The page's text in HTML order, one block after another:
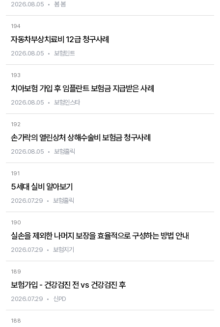
2026.08.05 봄 봄
194
자동차부상치료비 12급 청구사례
2026.08.05 보험민트
193
치아보험 가입 후 임플란트 보험금 지급받은 사례
2026.08.05 보험인스타
192
손가락의 열린상처 상해수술비 보험금 청구사례
2026.08.05 보험홀릭
191
5세대 실비 알아보기
2026.07.29 보험홀릭
190
실손을 제외한 나머지 보장을 효율적으로 구성하는 방법 안내
2026.07.29 보험지기
189
보험가입 - 건강검진 전 vs 건강검진 후
2026.07.29 신PD
188